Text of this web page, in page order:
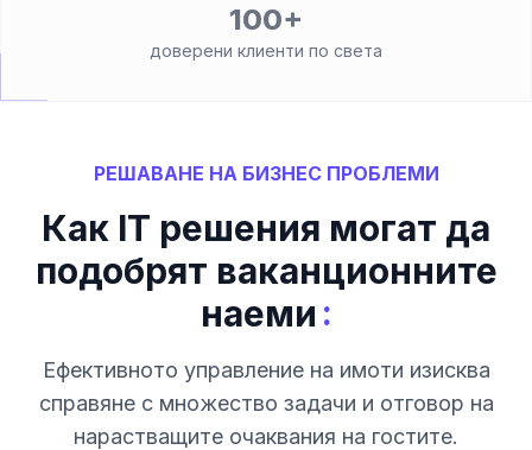
100+
доверени клиенти по света
РЕШАВАНЕ НА БИЗНЕС ПРОБЛЕМИ
Как IT решения могат да
подобрят ваканционните
наеми :
Ефективното управление на имоти изисква
справяне с множество задачи и отговор на
нарастващите очаквания на гостите.